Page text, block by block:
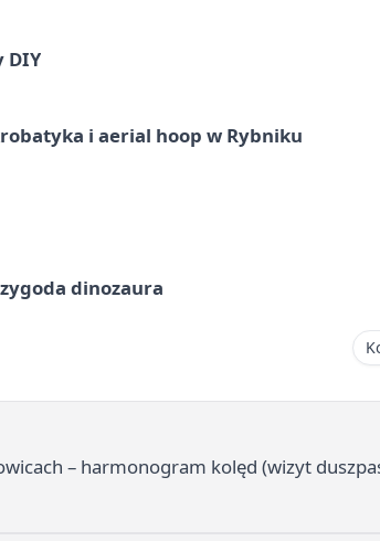
DIY
i aerial hoop w Rybniku
dinozaura
– harmonogram kolęd (wizyt